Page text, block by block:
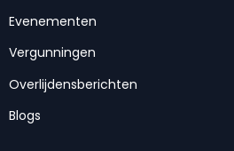
Evenementen
Vergunningen
Overlijdensberichten
Blogs